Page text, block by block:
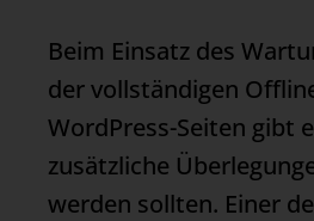
Beim Einsatz des
der vollständigen
WordPress-Seiten gibt
zusätzliche
werden sollten. Einer